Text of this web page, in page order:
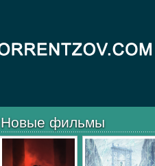
Новые фильмы